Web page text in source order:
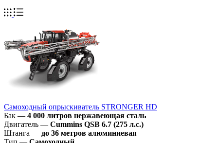
Самоходный опрыскиватель STRONGER HD
Бак — 4 000 литров нержавеющая сталь
Двигатель — Cummins QSB 6.7 (275 л.с.)
Штанга — до 36 метров алюминиевая